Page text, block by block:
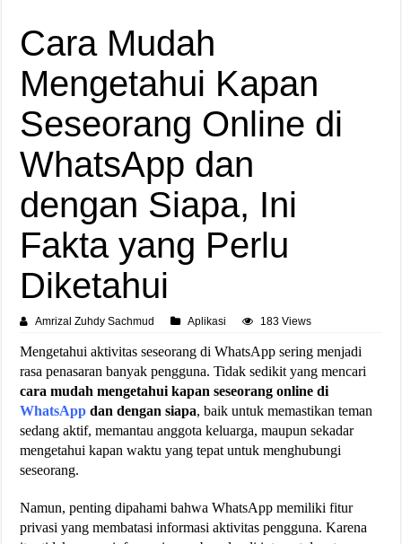
Cara Mudah
Mengetahui Kapan
Seseorang Online di
WhatsApp dan
dengan Siapa, Ini
Fakta yang Perlu
Diketahui
Amrizal Zuhdy Sachmud Aplikasi 183 Views
Mengetahui aktivitas seseorang di WhatsApp sering menjadi
rasa penasaran banyak pengguna. Tidak sedikit yang mencari
cara mudah mengetahui kapan seseorang online di
WhatsApp dan dengan siapa, baik untuk memastikan teman
sedang aktif, memantau anggota keluarga, maupun sekadar
mengetahui kapan waktu yang tepat untuk menghubungi
seseorang.
Namun, penting dipahami bahwa WhatsApp memiliki fitur
privasi yang membatasi informasi aktivitas pengguna. Karena